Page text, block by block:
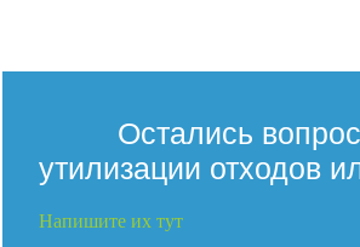
Остались
утилизации отходов
Напишите их тут